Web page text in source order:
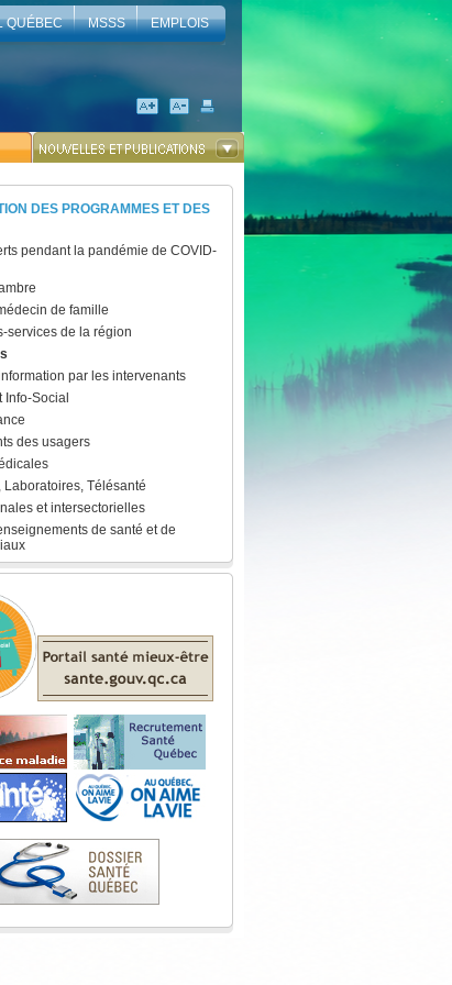
QUÉBEC MSSS EMPLOIS
DES PROGRAMMES ET DES
pendant la pandémie de COVID-
de famille
services de la région
par les intervenants
Info-Social
des usagers
Laboratoires, Télésanté
et intersectorielles
de santé et de